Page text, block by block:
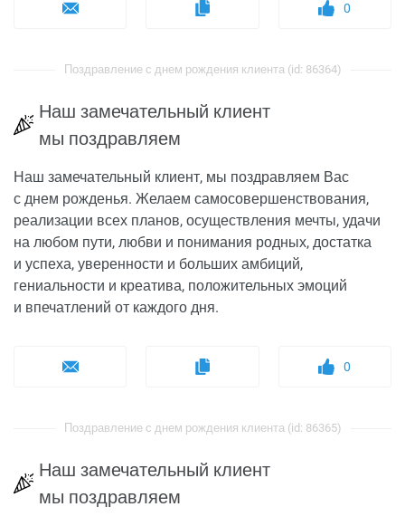
0
Поздравление с днем рождения клиента (id: 86364)
Наш замечательный клиент
мы поздравляем
Наш замечательный клиент, мы поздравляем Вас
с днем рожденья. Желаем самосовершенствования,
реализации всех планов, осуществления мечты, удачи
на любом пути, любви и понимания родных, достатка
и успеха, уверенности и больших амбиций,
гениальности и креатива, положительных эмоций
и впечатлений от каждого дня.
0
Поздравление с днем рождения клиента (id: 86365)
Наш замечательный клиент
мы поздравляем